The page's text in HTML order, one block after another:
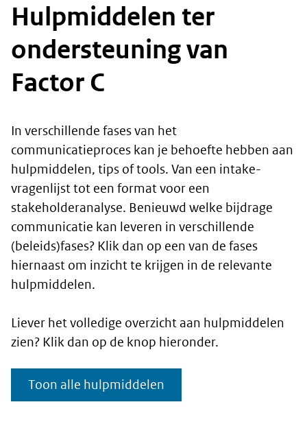
Hulpmiddelen ter
ondersteuning van
Factor C
In verschillende fases van het
communicatieproces kan je behoefte hebben aan
hulpmiddelen, tips of tools. Van een intake-
vragenlijst tot een format voor een
stakeholderanalyse. Benieuwd welke bijdrage
communicatie kan leveren in verschillende
(beleids)fases? Klik dan op een van de fases
hiernaast om inzicht te krijgen in de relevante
hulpmiddelen.
Liever het volledige overzicht aan hulpmiddelen
zien? Klik dan op de knop hieronder.
Toon alle hulpmiddelen